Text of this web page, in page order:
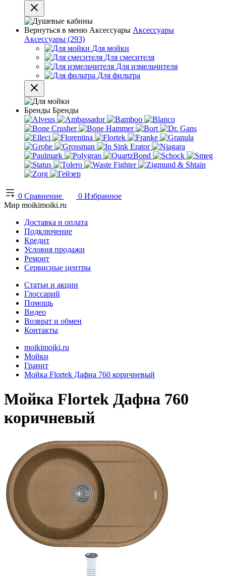
Вернуться в меню Аксессуары Аксессуары
Аксессуары (293)
Для мойки
Для смесителя
Для измельчителя
Для фильтра
Бренды Бренды
0 Сравнение 0 Избранное
Мир moikimoiki.ru
Доставка и оплата
Подключение
Кредит
Условия продажи
Ремонт
Сервисные центры
Статьи и акции
Глоссарий
Помощь
Видео
Возврат и обмен
Контакты
moikimoiki.ru
Мойки
Гранит
Мойка Flortek Дафна 760 коричневый
Мойка Flortek Дафна 760
коричневый